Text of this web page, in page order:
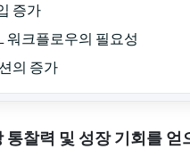
증가
워크플로우의 필요성
의 증가
통찰력 및 성장 기회를 얻